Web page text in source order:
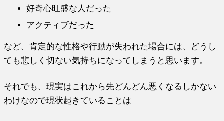
好奇心旺盛な人だった
アクティブだった
など、肯定的な性格や行動が失われた場合には、どうし
ても悲しく切ない気持ちになってしまうと思います。
それでも、現実はこれから先どんどん悪くなるしかない
わけなので現状起きていることは